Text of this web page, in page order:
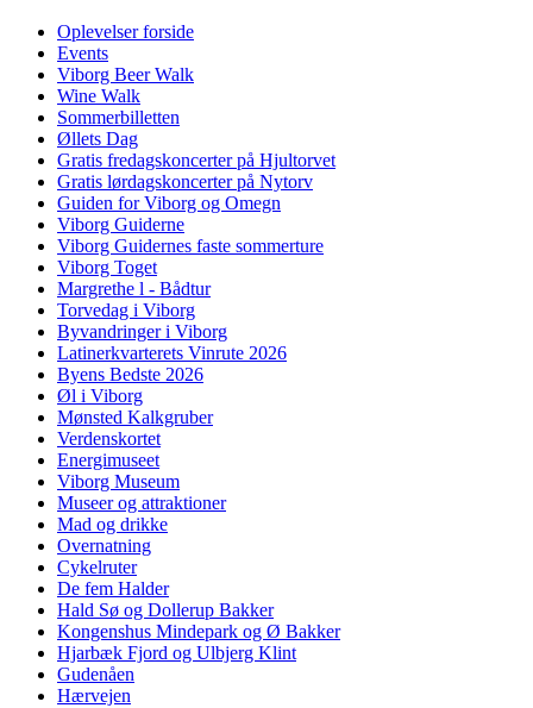
Oplevelser forside
Events
Viborg Beer Walk
Wine Walk
Sommerbilletten
Øllets Dag
Gratis fredagskoncerter på Hjultorvet
Gratis lørdagskoncerter på Nytorv
Guiden for Viborg og Omegn
Viborg Guiderne
Viborg Guidernes faste sommerture
Viborg Toget
Margrethe l - Bådtur
Torvedag i Viborg
Byvandringer i Viborg
Latinerkvarterets Vinrute 2026
Byens Bedste 2026
Øl i Viborg
Mønsted Kalkgruber
Verdenskortet
Energimuseet
Viborg Museum
Museer og attraktioner
Mad og drikke
Overnatning
Cykelruter
De fem Halder
Hald Sø og Dollerup Bakker
Kongenshus Mindepark og Ø Bakker
Hjarbæk Fjord og Ulbjerg Klint
Gudenåen
Hærvejen